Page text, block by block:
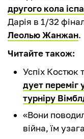
другого кола
Дарія в 1/32
Леолью Жанжан.
Читайте також:
Успіх Костюк
дует переміг
турніру
«Вони
війна, їм